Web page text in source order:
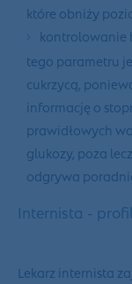
które obniży
kontrolowanie
tego parametru
cukrzycą,
informację o
prawidłowych
glukozy, poza
odgrywa
Internista -
Lekarz internista